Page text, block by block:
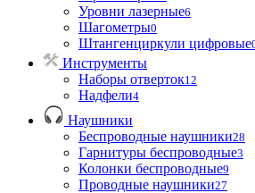
Уровни лазерные6
Шагометры0
Штангенциркули цифровые
Инструменты
Наборы отверток12
Надфели4
Наушники
Беспроводные наушники28
Гарнитуры беспроводные3
Колонки беспроводные9
Проводные наушники27